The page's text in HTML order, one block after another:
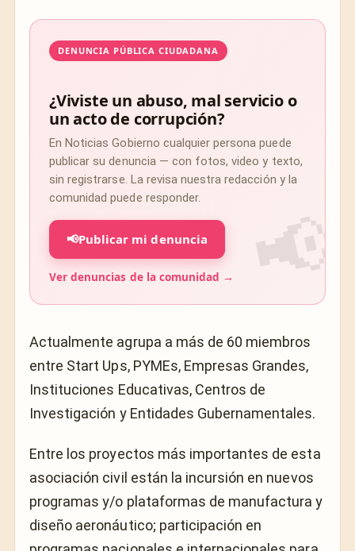
DENUNCIA PÚBLICA CIUDADANA
¿Viviste un abuso, mal servicio o
un acto de corrupción?
En Noticias Gobierno cualquier persona puede
publicar su denuncia — con fotos, video y texto,
sin registrarse. La revisa nuestra redacción y la
comunidad puede responder.
📢Publicar mi denuncia
Ver denuncias de la comunidad →
Actualmente agrupa a más de 60 miembros
entre Start Ups, PYMEs, Empresas Grandes,
Instituciones Educativas, Centros de
Investigación y Entidades Gubernamentales.
Entre los proyectos más importantes de esta
asociación civil están la incursión en nuevos
programas y/o plataformas de manufactura y
diseño aeronáutico; participación en